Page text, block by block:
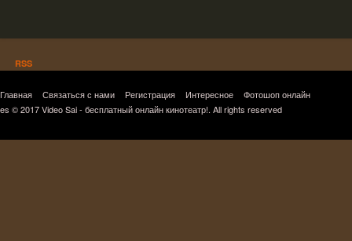
RSS
Главная Связаться с нами Регистрация Интересное
Фотошоп онлайн
es © 2017 Video Sai - бесплатный онлайн кинотеатр!. All rights reserved